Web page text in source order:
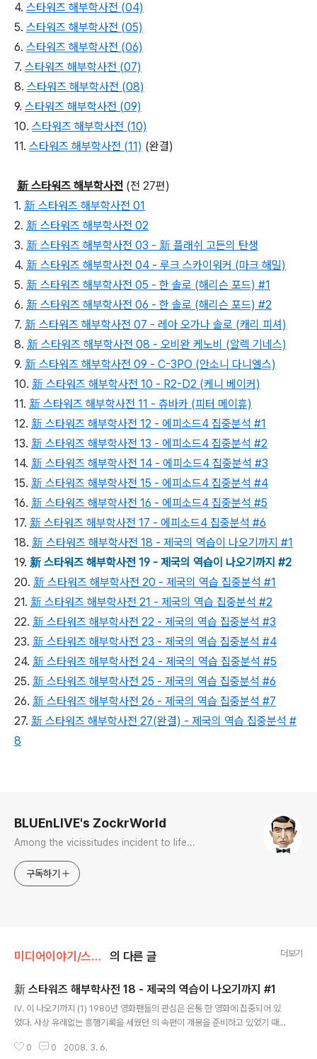
4. 스타워즈 해부학사전 (04)
5. 스타워즈 해부학사전 (05)
6. 스타워즈 해부학사전 (06)
7. 스타워즈 해부학사전 (07)
8. 스타워즈 해부학사전 (08)
9. 스타워즈 해부학사전 (09)
10. 스타워즈 해부학사전 (10)
11. 스타워즈 해부학사전 (11) (완결)
新 스타워즈 해부학사전 (전 27편)
1. 新 스타워즈 해부학사전 01
2. 新 스타워즈 해부학사전 02
3. 新 스타워즈 해부학사전 03 - 新 플래쉬 고든의 탄생
4. 新 스타워즈 해부학사전 04 - 루크 스카이워커 (마크 해밀)
5. 新 스타워즈 해부학사전 05 - 한 솔로 (해리슨 포드) #1
6. 新 스타워즈 해부학사전 06 - 한 솔로 (해리슨 포드) #2
7. 新 스타워즈 해부학사전 07 - 레아 오가나 솔로 (캐리 피셔)
8. 新 스타워즈 해부학사전 08 - 오비완 케노비 (알렉 기네스)
9. 新 스타워즈 해부학사전 09 - C-3PO (안소니 다니엘스)
10. 新 스타워즈 해부학사전 10 - R2-D2 (케니 베이커)
11. 新 스타워즈 해부학사전 11 - 츄바카 (피터 메이휴)
12. 新 스타워즈 해부학사전 12 - 에피소드4 집중분석 #1
13. 新 스타워즈 해부학사전 13 - 에피소드4 집중분석 #2
14. 新 스타워즈 해부학사전 14 - 에피소드4 집중분석 #3
15. 新 스타워즈 해부학사전 15 - 에피소드4 집중분석 #4
16. 新 스타워즈 해부학사전 16 - 에피소드4 집중분석 #5
17. 新 스타워즈 해부학사전 17 - 에피소드4 집중분석 #6
18. 新 스타워즈 해부학사전 18 - 제국의 역습이 나오기까지 #1
19. 新 스타워즈 해부학사전 19 - 제국의 역습이 나오기까지 #2
20. 新 스타워즈 해부학사전 20 - 제국의 역습 집중분석 #1
21. 新 스타워즈 해부학사전 21 - 제국의 역습 집중분석 #2
22. 新 스타워즈 해부학사전 22 - 제국의 역습 집중분석 #3
23. 新 스타워즈 해부학사전 23 - 제국의 역습 집중분석 #4
24. 新 스타워즈 해부학사전 24 - 제국의 역습 집중분석 #5
25. 新 스타워즈 해부학사전 25 - 제국의 역습 집중분석 #6
26. 新 스타워즈 해부학사전 26 - 제국의 역습 집중분석 #7
27. 新 스타워즈 해부학사전 27(완결) - 제국의 역습 집중분석 #
8
BLUEnLIVE's ZockrWorld
Among the vicissitudes incident to life...
구독하기
미디어이야기/스타워즈 의 다른 글 더보기
新 스타워즈 해부학사전 18 - 제국의 역습이 나오기까지 #1
Ⅳ. 이 나오기까지 (1) 1980년 영화팬들의 관심은 온통 한 영화에 집중되어 있
었다. 사상 유례없는 흥행기록을 세웠던 의 속편이 개봉을 준비하고 있었기 때
편보다 나은 속편이란 있을 수 없다'라는 속설을 맹신하는 많은 평론가들 역시
0 0 2008. 3. 6.